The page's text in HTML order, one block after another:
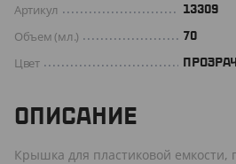
Артикул 13309
Объем (мл.) 70
Цвет
ОПИСАНИЕ
Крышка для пластиковой емкости,